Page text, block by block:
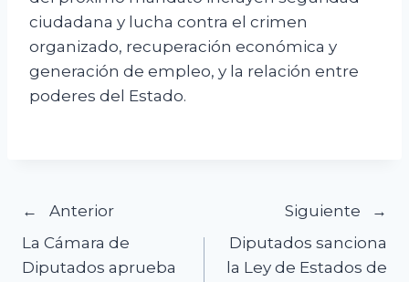
ciudadana y lucha contra el crimen
organizado, recuperación económica y
generación de empleo, y la relación entre
poderes del Estado.
Navegación
de
Anterior
La Cámara de
Diputados aprueba
Siguiente
Diputados sanciona
la Ley de Estados de